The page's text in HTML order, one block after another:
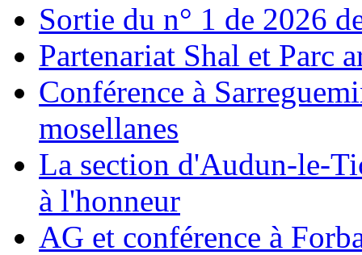
Sortie du n° 1 de 2026
Partenariat Shal et Parc
Conférence à
mosellanes
La section d'Audun-le-
à l'honneur
AG et conférence à